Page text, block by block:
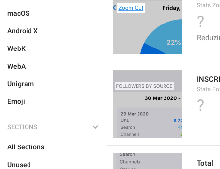
macOS
Android X
WebK
WebA
Unigram
Emoji
SECTIONS
All Sections
Unused
?
?
Total